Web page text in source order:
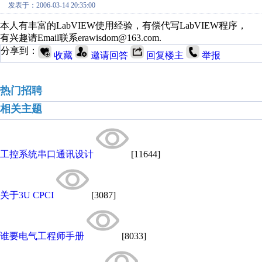
发表于：2006-03-14 20:35:00
本人有丰富的LabVIEW使用经验，有偿代写LabVIEW程序，
有兴趣请Email联系erawisdom@163.com.
分享到：
收藏 邀请回答 回复楼主 举报
热门招聘
相关主题
工控系统串口通讯设计 [11644]
关于3U CPCI [3087]
谁要电气工程师手册 [8033]